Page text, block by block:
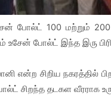
போல்ட் 100 மற்றும்
உசேன் போல்ட் இந்த இரு
என்ற சிறிய நகரத்தில்
சிறந்த தடகள வீரராக